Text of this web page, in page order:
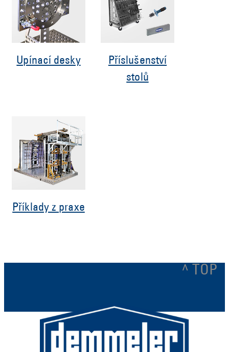
Upínací desky
Příslušenství
stolů
Příklady z praxe
^ TOP